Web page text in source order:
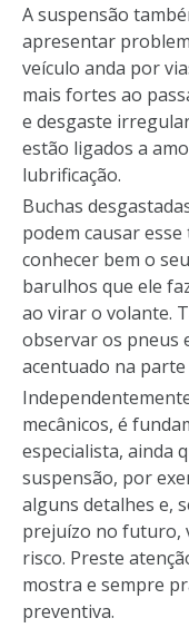
A suspensão
apresentar
veículo anda por
mais fortes ao
e desgaste
estão ligados a
lubrificação.
Buchas
podem causar
conhecer bem o
barulhos que ele
ao virar o volante.
observar os pneus
acentuado na
mecânicos, é
especialista, ainda
suspensão, por
alguns detalhes e,
prejuízo no futuro,
risco. Preste
mostra e sempre
preventiva.